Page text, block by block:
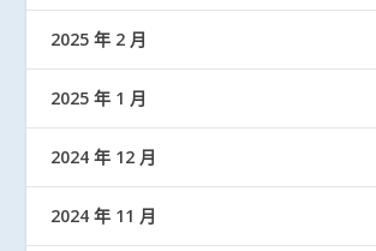
2025 年 2 月
2025 年 1 月
2024 年 12 月
2024 年 11 月